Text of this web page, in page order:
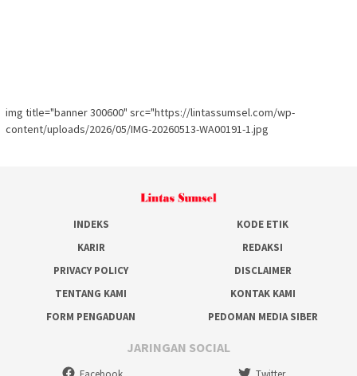
img title="banner 300600" src="https://lintassumsel.com/wp-
content/uploads/2026/05/IMG-20260513-WA00191-1.jpg
INDEKS
KODE ETIK
KARIR
REDAKSI
PRIVACY POLICY
DISCLAIMER
TENTANG KAMI
KONTAK KAMI
FORM PENGADUAN
PEDOMAN MEDIA SIBER
JARINGAN SOCIAL